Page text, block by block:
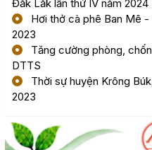
(05/08/2026, 00:00)
Phấn đấu khai thác đồng
Hòa - Buôn Ma Thuột trong
(05/08/2026, 00:00)
Công khai kết quả giải
tháng 7 năm 2026
Đắk Lắk lần thứ IV năm 2024
Hơi thở cà phê Ban Mê
2023
Tăng cường phòng,
DTTS
Thời sự huyện Krông
2023